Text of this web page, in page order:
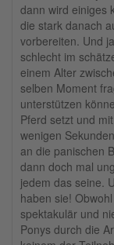
dann wird einiges
die stark danach
vorbereiten. Und
schlecht im
einem Alter
selben Moment
unterstützen
Pferd setzt und
wenigen
an die panischen
dann doch mal
jedem das seine.
haben sie!
spektakulär und
Ponys durch die